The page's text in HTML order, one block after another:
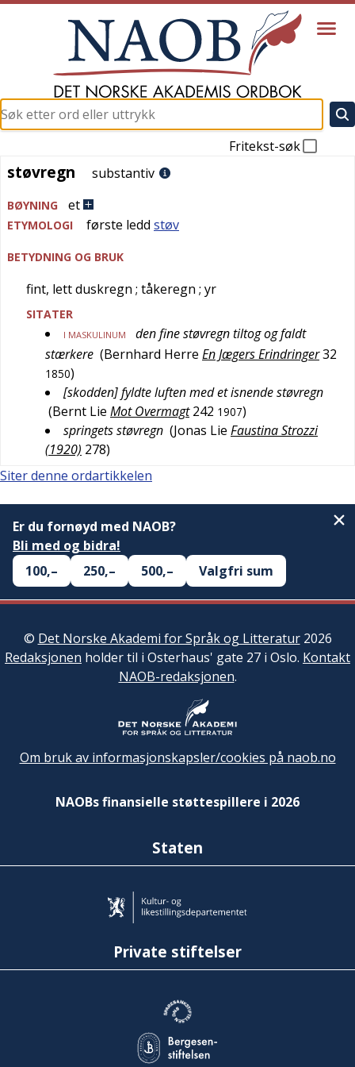
Fritekst-søk
støvregn
støvregn substantiv
BØYNING et
ETYMOLOGI første ledd støv
BETYDNING OG BRUK
fint, lett duskregn ; tåkeregn ; yr
SITATER
I MASKULINUM
den fine støvregn tiltog og faldt
stærkere (Bernhard Herre En Jægers Erindringer32
1850)
[skodden] fyldte luften med et isnende støvregn
(Bernt Lie Mot Overmagt 242 1907)
springets støvregn (Jonas Lie Faustina Strozzi
(1920) 278)
Siter denne ordartikkelen
Er du fornøyd med NAOB?
Bli med og bidra!
100,–
250,– 500,– Valgfri sum
© Det Norske Akademi for Språk og Litteratur2026
Redaksjonen holder til i Osterhaus' gate 27 i Oslo. Kontakt
NAOB-redaksjonen.
Om bruk av informasjonskapsler/cookies på naob.no
NAOBs finansielle støttespillere i 2026
Staten
Private stiftelser